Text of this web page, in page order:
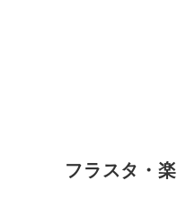
フラスタ・